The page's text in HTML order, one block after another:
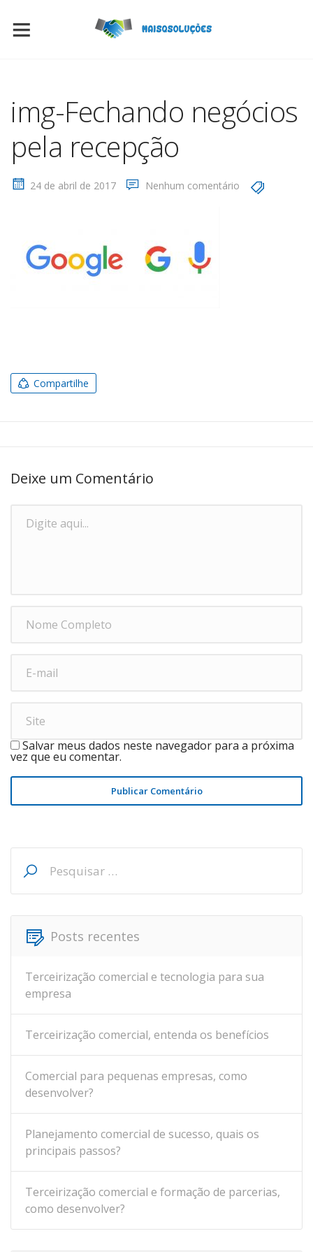
img-Fechando negócios
pela recepção
24 de abril de 2017 Nenhum comentário
Compartilhe
Deixe um Comentário
Salvar meus dados neste navegador para a próxima
vez que eu comentar.
Publicar Comentário
Pesquisar
por:
Posts recentes
Terceirização comercial e tecnologia para sua
empresa
Terceirização comercial, entenda os benefícios
Comercial para pequenas empresas, como
desenvolver?
Planejamento comercial de sucesso, quais os
principais passos?
Terceirização comercial e formação de parcerias,
como desenvolver?